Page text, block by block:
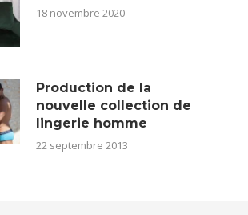
18 novembre 2020
Production de la
nouvelle collection de
lingerie homme
22 septembre 2013